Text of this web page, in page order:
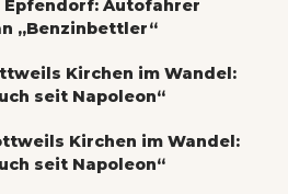
Epfendorf: Autofahrer
„Benzinbettler“
Kirchen im Wandel:
seit Napoleon“
Kirchen im Wandel:
seit Napoleon“